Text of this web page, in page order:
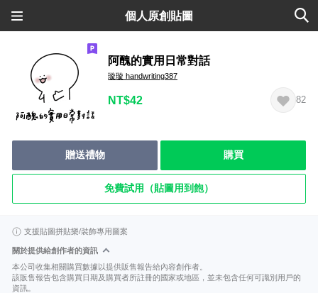
個人原創貼圖
阿醜的實用日常對話
璇璇 handwriting387
NT$42 82
贈送禮物 購買
免費試用（貼圖用到飽）
支援貼圖拼貼樂/裝飾專用圖案
關於提供給創作者的資訊
本公司收集相關購買數據以提供販售報告給內容創作者。
該販售報告包含購買日期及購買者所註冊的國家或地區，並未包含任何可識別用戶的
資訊。